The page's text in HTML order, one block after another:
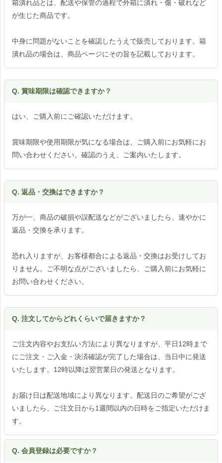
箱潰れ品とは、配送や保管の過程で外箱に潰れ・傷・破れなど
が生じた商品です。
中身に問題がないことを確認したうえで販売しております。箱
潰れ品の場合は、商品ページにその旨を記載しております。
Q. 賞味期限は確認できますか？
はい、ご購入前にご確認いただけます。
賞味期限や使用期限が気になる場合は、ご購入前にお気軽にお
問い合わせください。確認のうえ、ご案内いたします。
Q. 返品・交換はできますか？
万が一、商品の破損や誤配送などがございましたら、速やかに
返品・交換を承ります。
恐れ入りますが、お客様都合による返品・交換はお受けしてお
りません。ご不明な点がございましたら、ご購入前にお気軽に
お問い合わせください。
Q. 注文してからどれくらいで届きますか？
ご注文内容やお支払い方法により異なりますが、平日12時まで
にご注文・ご入金・決済確認が完了した場合は、当日中に発送
いたします。12時以降は翌営業日の発送となります。
お届け日は配送地域により異なります。配送日のご希望がござ
いましたら、ご注文日から1週間以内の日時をご指定いただけま
す。
Q. 会員登録は必要ですか？